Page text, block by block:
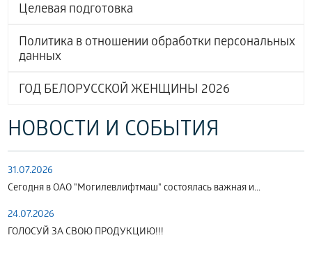
Целевая подготовка
Политика в отношении обработки персональных
данных
ГОД БЕЛОРУССКОЙ ЖЕНЩИНЫ 2026
НОВОСТИ И СОБЫТИЯ
31.07.2026
Сегодня в ОАО "Могилевлифтмаш" состоялась важная и...
24.07.2026
ГОЛОСУЙ ЗА СВОЮ ПРОДУКЦИЮ!!!